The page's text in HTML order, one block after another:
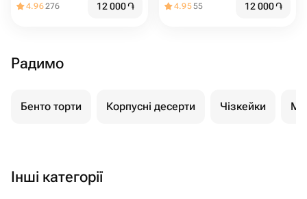
4.96276 12 000֏ 4.9555 12 000֏
Радимо
Бенто торти Корпусні десерти Чізкейки
Інші категорії